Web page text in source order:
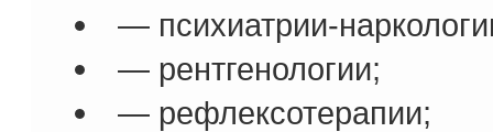
— психиатрии-
— рентгенологии;
— рефлексотерапии;